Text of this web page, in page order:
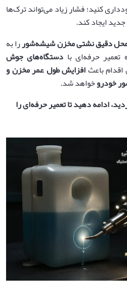
کنید؛ فشار زیاد می‌تواند ترک‌ها
ایجاد کند.
دقیق نشتی مخزن شیشه‌شوررا به
حرفه‌ای با دستگاه‌های جوش
باعثافزایش طول عمر مخزن و
خودروخواهد شد.
ادامه دهید تا تعمیر حرفه‌ای را